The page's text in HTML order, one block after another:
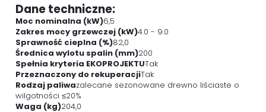
Dane techniczne:
Moc nominalna (kW)6,5
Zakres mocy grzewczej (kW)4.0 - 9.0
Sprawność cieplna (%)82,0
Średnica wylotu spalin (mm)200
Spełnia kryteria EKOPROJEKTUTak
Przeznaczony do rekuperacjiTak
Rodzaj paliwazalecane sezonowane drewno liściaste o
wilgotności ≤20%
Waga (kg)204,0